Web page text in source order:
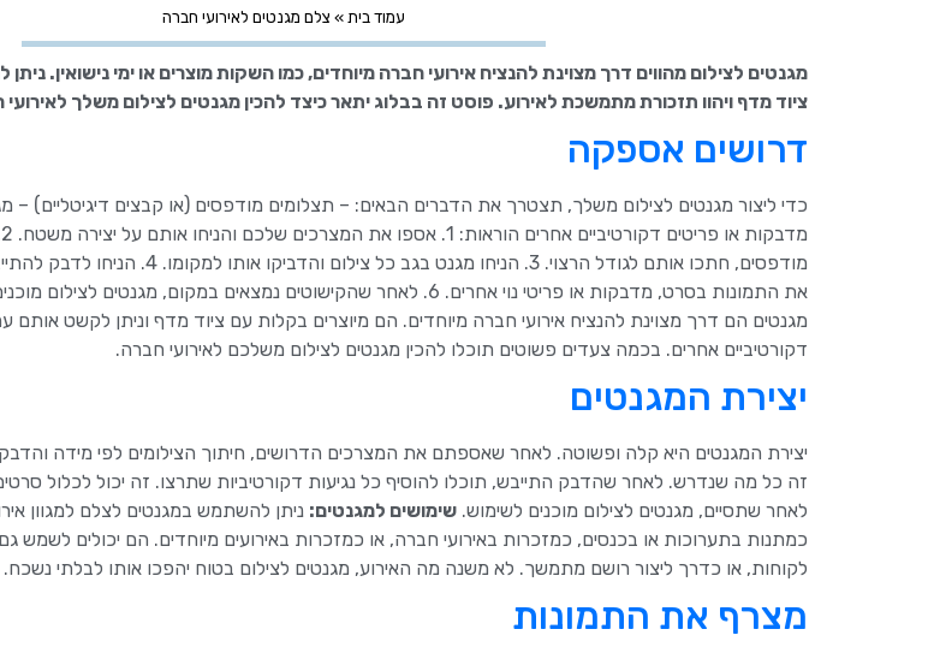
עמוד בית » צלם מגנטים לאירועי חברה
מגנטים לצילום מהווים דרך מצוינת להנציח אירועי חברה מיוחדים, כמו השקות מוצרים או ימי נישואין.
ציוד מדף ויהוו תזכורת מתמשכת לאירוע. פוסט זה בבלוג יתאר כיצד להכין מגנטים לצילום משלך
דרושים אספקה
כדי ליצור מגנטים לצילום משלך, תצטרך את הדברים הבאים: – תצלומים מודפסים (או קבצים דיגיטליים) –
את התמונות בסרט, מדבקות או פריטי נוי אחרים. 6. לאחר שהקישוטים נמצאים במקום, מגנטים לצילום מוכנים לשימוש.
מגנטים הם דרך מצוינת להנציח אירועי חברה מיוחדים. הם מיוצרים בקלות עם ציוד מדף וניתן לקשט אותם
דקורטיביים אחרים. בכמה צעדים פשוטים תוכלו להכין מגנטים לצילום משלכם לאירועי חברה.
יצירת המגנטים
יצירת המגנטים היא קלה ופשוטה. לאחר שאספתם את המצרכים הדרושים, חיתוך הצילומים לפי מידה
זה כל מה שנדרש. לאחר שהדבק התייבש, תוכלו להוסיף כל נגיעות דקורטיביות שתרצו. זה יכול לכלול
לאחר שתסיים, מגנטים לצילום מוכנים לשימוש. שימושים למגנטים: ניתן להשתמש במגנטים לצלם למגוון
כמתנות בתערוכות או בכנסים, כמזכרות באירועי חברה, או כמזכרות באירועים מיוחדים. הם יכולים לשמש
לקוחות, או כדרך ליצור רושם מתמשך. לא משנה מה האירוע, מגנטים לצילום בטוח יהפכו אותו לבלתי נשכח.
מצרף את התמונות